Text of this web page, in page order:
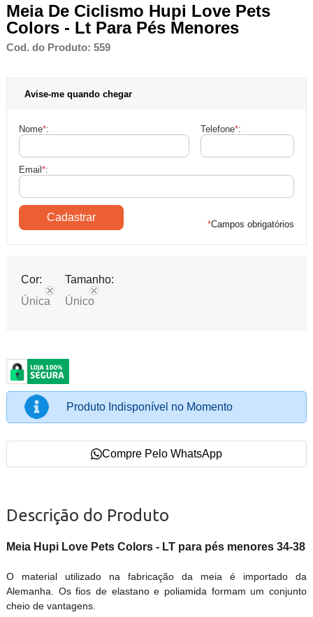
Meia De Ciclismo Hupi Love Pets
Colors - Lt Para Pés Menores
Cod. do Produto: 559
Avise-me quando chegar
Nome*: Telefone*:
Email*:
*Campos obrigatórios
Cor:
Única
Tamanho:
Único
Produto Indisponível no Momento
Compre Pelo WhatsApp
Descrição do Produto
Meia Hupi Love Pets Colors - LT para pés menores 34-38
O material utilizado na fabricação da meia é importado da
Alemanha. Os fios de elastano e poliamida formam um conjunto
cheio de vantagens.